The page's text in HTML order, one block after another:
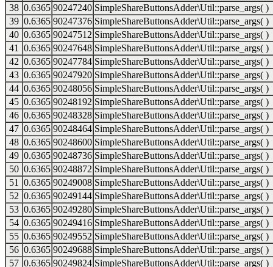
38 0.6365 90247240 SimpleShareButtonsAdder\Util::parse_args( )
39 0.6365 90247376 SimpleShareButtonsAdder\Util::parse_args( )
40 0.6365 90247512 SimpleShareButtonsAdder\Util::parse_args( )
41
0.6365 90247648 SimpleShareButtonsAdder\Util::parse_args( )
42 0.6365 90247784 SimpleShareButtonsAdder\Util::parse_args( )
43 0.6365 90247920 SimpleShareButtonsAdder\Util::parse_args( )
44 0.6365 90248056 SimpleShareButtonsAdder\Util::parse_args( )
45 0.6365 90248192 SimpleShareButtonsAdder\Util::parse_args( )
46 0.6365 90248328 SimpleShareButtonsAdder\Util::parse_args( )
47 0.6365 90248464 SimpleShareButtonsAdder\Util::parse_args( )
48 0.6365 90248600 SimpleShareButtonsAdder\Util::parse_args( )
49 0.6365 90248736 SimpleShareButtonsAdder\Util::parse_args( )
50 0.6365 90248872 SimpleShareButtonsAdder\Util::parse_args( )
51
0.6365 90249008 SimpleShareButtonsAdder\Util::parse_args( )
52 0.6365 90249144 SimpleShareButtonsAdder\Util::parse_args( )
53 0.6365 90249280 SimpleShareButtonsAdder\Util::parse_args( )
54 0.6365 90249416 SimpleShareButtonsAdder\Util::parse_args( )
55 0.6365 90249552 SimpleShareButtonsAdder\Util::parse_args( )
56 0.6365 90249688 SimpleShareButtonsAdder\Util::parse_args( )
57 0.6365 90249824 SimpleShareButtonsAdder\Util::parse_args( )